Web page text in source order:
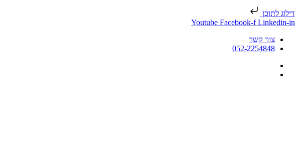
דילוג לתוכן
Youtube Facebook-f Linkedin-in
צור קשר
052-2254848